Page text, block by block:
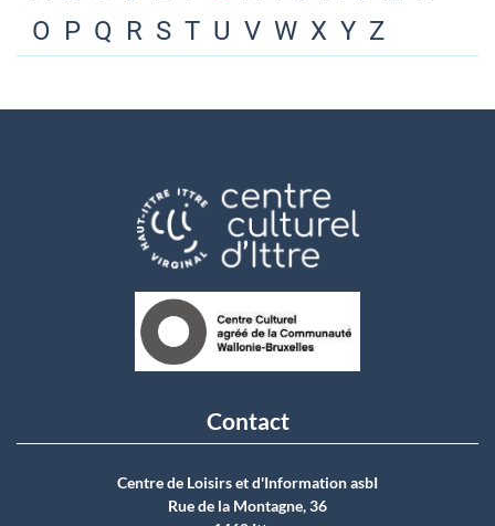
O P Q R S T U V W X Y Z
Contact
Centre de Loisirs et d'Information asbI
Rue de la Montagne, 36